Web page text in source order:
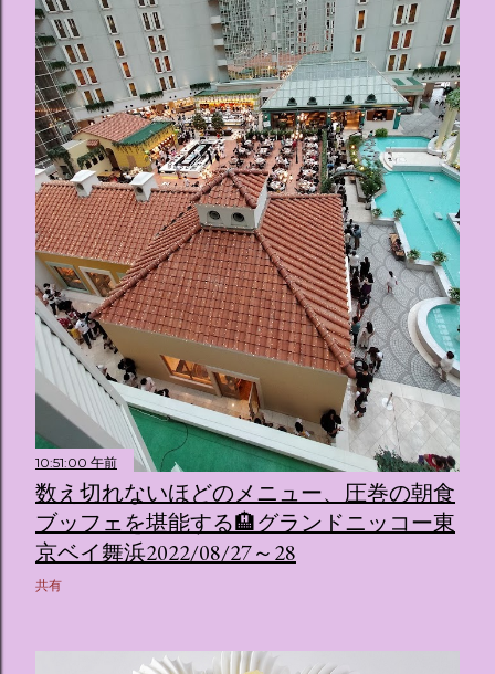
10:51:00 午前
数え切れないほどのメニュー、圧巻の朝食
ブッフェを堪能する🏨グランドニッコー東
京ベイ舞浜2022/08/27～28
共有